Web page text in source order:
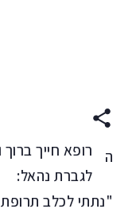
ה
רופא חייך
לגברת נהאל:
"נתתי לכלב